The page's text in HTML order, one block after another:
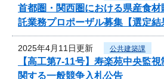
首都圏・関西圏における県産食
託業務プロポーザル募集【選定結
2025年4月11日更新 公共建築課
【高工第7-11号】寿楽苑中央監
関する一般競争入札公告